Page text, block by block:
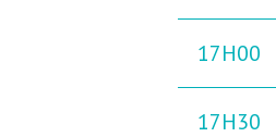
17H00
17H30